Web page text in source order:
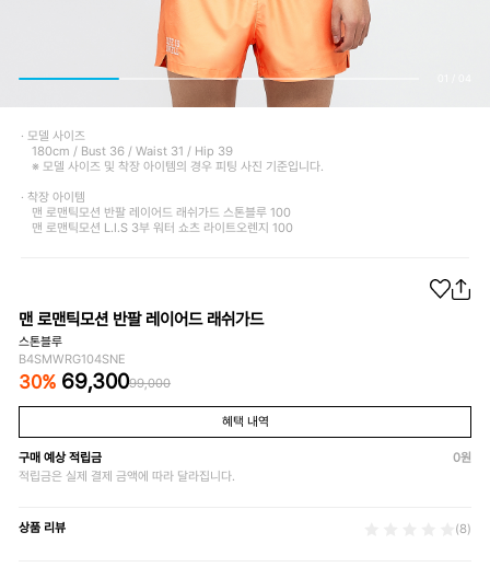
· 모델 사이즈
180cm / Bust 36 / Waist 31 / Hip 39
※ 모델 사이즈 및 착장 아이템의 경우 피팅 사진 기준입니다.
· 착장 아이템
맨 로맨틱모션 반팔 레이어드 래쉬가드 스톤블루 100
맨 로맨틱모션 L.I.S 3부 워터 쇼츠 라이트오렌지 100
맨 로맨틱모션 반팔 레이어드 래쉬가드
스톤블루
B4SMWRG104SNE
30% 69,30099,000
혜택 내역
구매 예상 적립금 0원
적립금은 실제 결제 금액에 따라 달라집니다.
상품 리뷰 (8)